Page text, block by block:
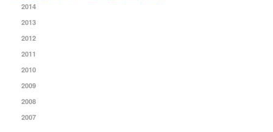
2014
2013
2012
2011
2010
2009
2008
2007